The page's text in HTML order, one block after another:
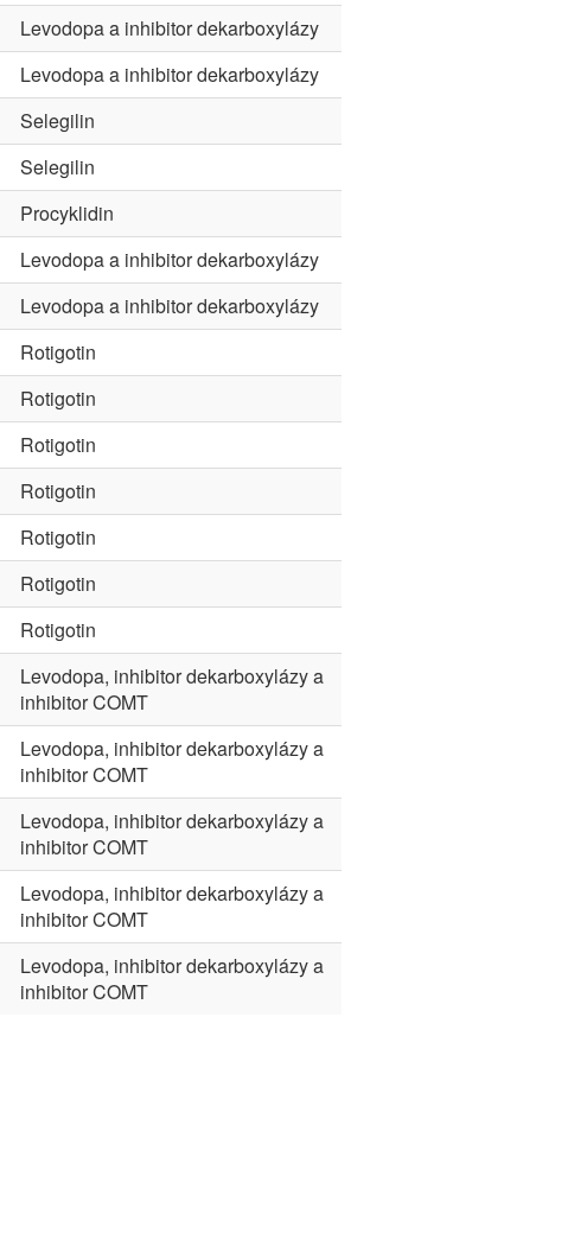
Levodopa a inhibitor dekarboxylázy
Levodopa a inhibitor dekarboxylázy
Selegilin
Selegilin
Procyklidin
Levodopa a inhibitor dekarboxylázy
Levodopa a inhibitor dekarboxylázy
Rotigotin
Rotigotin
Rotigotin
Rotigotin
Rotigotin
Rotigotin
Rotigotin
Levodopa, inhibitor dekarboxylázy a
inhibitor COMT
Levodopa, inhibitor dekarboxylázy a
inhibitor COMT
Levodopa, inhibitor dekarboxylázy a
inhibitor COMT
Levodopa, inhibitor dekarboxylázy a
inhibitor COMT
Levodopa, inhibitor dekarboxylázy a
inhibitor COMT